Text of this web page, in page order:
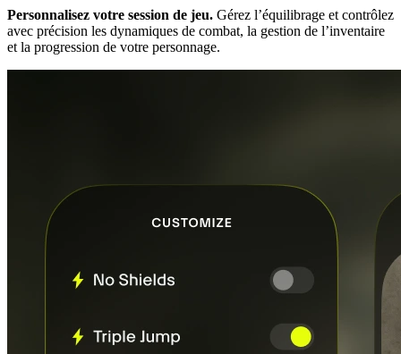
Personnalisez votre session de jeu. Gérez l’équilibrage et contrôlez
avec précision les dynamiques de combat, la gestion de l’inventaire
et la progression de votre personnage.